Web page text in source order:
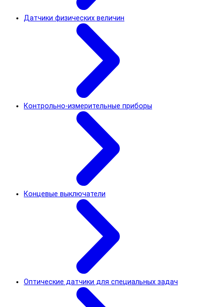
Датчики физических величин
Контрольно-измерительные приборы
Концевые выключатели
Оптические датчики для специальных задач